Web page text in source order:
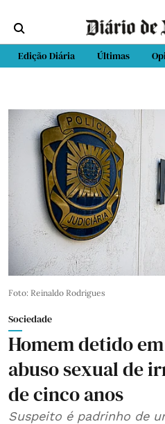
Edição Diária Últimas
Foto: Reinaldo Rodrigues
Sociedade
Homem detido
abuso sexual de
de cinco anos
Suspeito é padrinho de